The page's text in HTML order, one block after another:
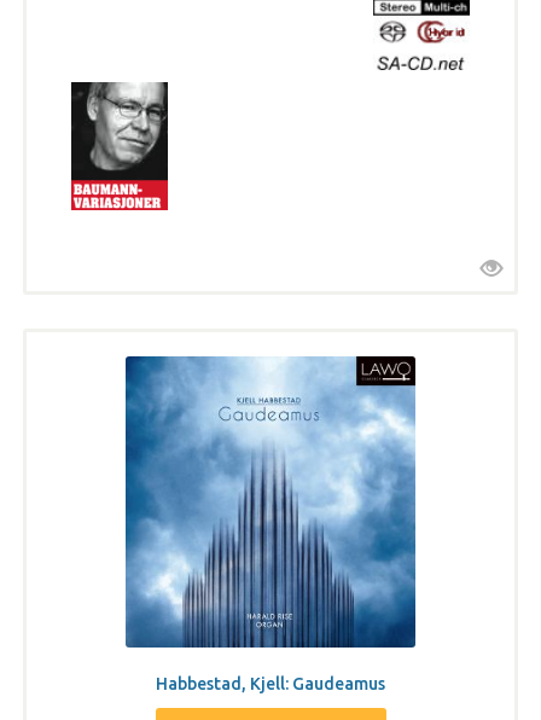
Habbestad, Kjell: Gaudeamus